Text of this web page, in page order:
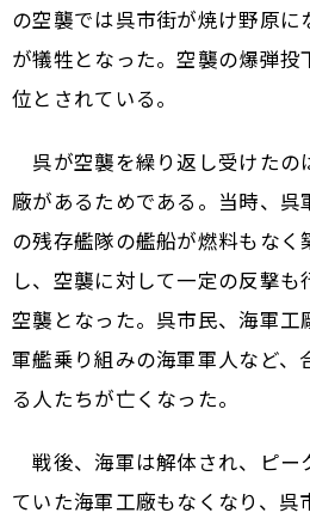
の空襲では呉市街が焼け野原に
が犠牲となった。空襲の爆弾投
位とされている。
呉が空襲を繰り返し受けたの
廠があるためである。当時、呉
の残存艦隊の艦船が燃料もなく
し、空襲に対して一定の反撃
空襲となった。呉市民、海軍工
軍艦乗り組みの海軍軍人など、
る人たちが亡くなった。
戦後、海軍は解体され、ピー
ていた海軍工廠もなくなり、呉